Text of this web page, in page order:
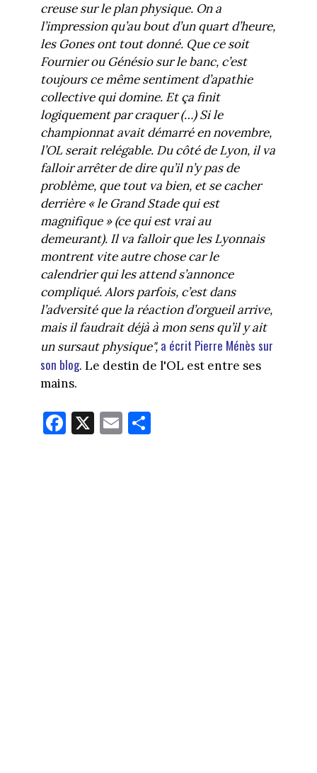
creuse sur le plan physique. On a
l’impression qu’au bout d’un quart d’heure,
les Gones ont tout donné. Que ce soit
Fournier ou Génésio sur le banc, c’est
toujours ce même sentiment d’apathie
collective qui domine. Et ça finit
logiquement par craquer (…) Si le
championnat avait démarré en novembre,
l’OL serait relégable. Du côté de Lyon, il va
falloir arrêter de dire qu’il n’y pas de
problème, que tout va bien, et se cacher
derrière « le Grand Stade qui est
magnifique » (ce qui est vrai au
demeurant). Il va falloir que les Lyonnais
montrent vite autre chose car le
calendrier qui les attend s’annonce
compliqué. Alors parfois, c’est dans
l’adversité que la réaction d’orgueil arrive,
mais il faudrait déjà à mon sens qu’il y ait
un sursaut physique", a écrit Pierre Ménès sur
son blog. Le destin de l'OL est entre ses
mains.
Fa
ce
X E
m
Pa
rt